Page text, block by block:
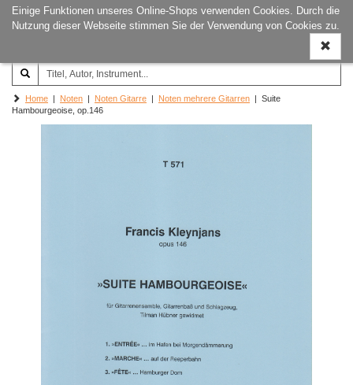
Einige Funktionen unseres Online-Shops verwenden Cookies. Durch die
Nutzung dieser Webseite stimmen Sie der Verwendung von Cookies zu.
ein-/
Joachim‐Trekel‐Musikverlag,
Hamburg
Home | Noten | Noten Gitarre | Noten mehrere Gitarren | Suite
Hambourgeoise, op.146